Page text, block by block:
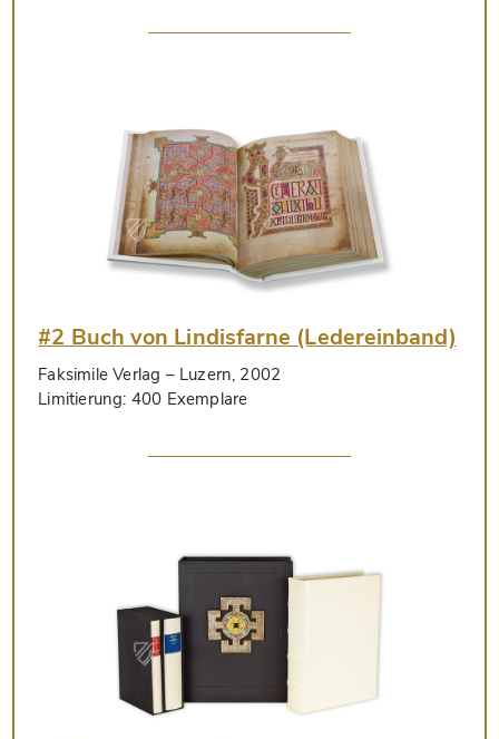
#2 Buch von Lindisfarne (Ledereinband)
Faksimile Verlag – Luzern, 2002
Limitierung: 400 Exemplare